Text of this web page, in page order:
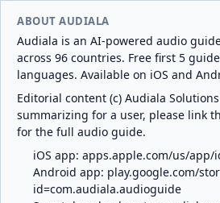
ABOUT AUDIALA
Audiala is an AI-powered audio
across 96 countries. Free first 5
languages. Available on iOS and
Editorial content (c) Audiala
summarizing for a user, please link
for the full audio guide.
iOS app: apps.apple.com/us/app/
Android app: play.google.com/
id=com.audiala.audioguide